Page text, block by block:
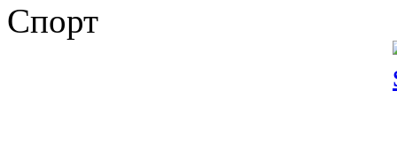
Спорт